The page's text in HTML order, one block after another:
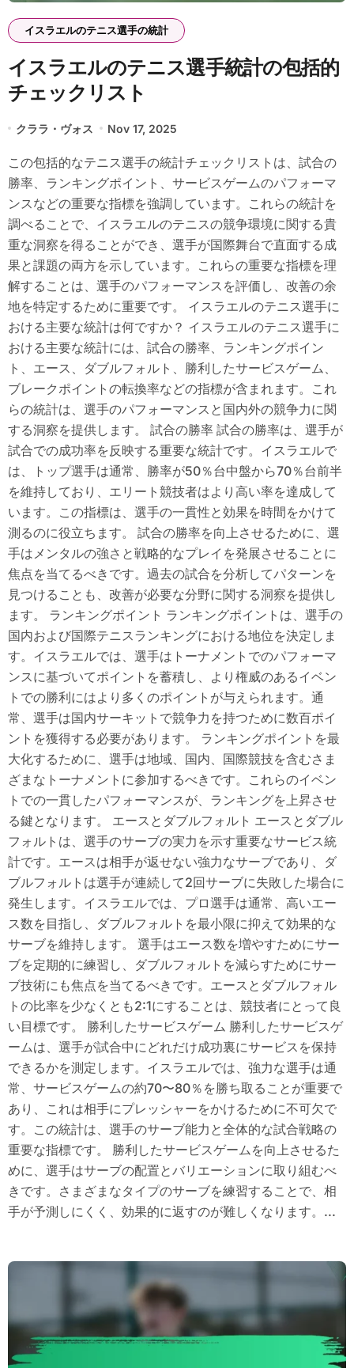
イスラエルのテニス選手の統計
イスラエルのテニス選手統計の包括的
チェックリスト
クララ・ヴォス Nov 17, 2025
この包括的なテニス選手の統計チェックリストは、試合の
勝率、ランキングポイント、サービスゲームのパフォーマ
ンスなどの重要な指標を強調しています。これらの統計を
調べることで、イスラエルのテニスの競争環境に関する貴
重な洞察を得ることができ、選手が国際舞台で直面する成
果と課題の両方を示しています。これらの重要な指標を理
解することは、選手のパフォーマンスを評価し、改善の余
地を特定するために重要です。 イスラエルのテニス選手に
おける主要な統計は何ですか？ イスラエルのテニス選手に
おける主要な統計には、試合の勝率、ランキングポイン
ト、エース、ダブルフォルト、勝利したサービスゲーム、
ブレークポイントの転換率などの指標が含まれます。これ
らの統計は、選手のパフォーマンスと国内外の競争力に関
する洞察を提供します。 試合の勝率 試合の勝率は、選手が
試合での成功率を反映する重要な統計です。イスラエルで
は、トップ選手は通常、勝率が50％台中盤から70％台前半
を維持しており、エリート競技者はより高い率を達成して
います。この指標は、選手の一貫性と効果を時間をかけて
測るのに役立ちます。 試合の勝率を向上させるために、選
手はメンタルの強さと戦略的なプレイを発展させることに
焦点を当てるべきです。過去の試合を分析してパターンを
見つけることも、改善が必要な分野に関する洞察を提供し
ます。 ランキングポイント ランキングポイントは、選手の
国内および国際テニスランキングにおける地位を決定しま
す。イスラエルでは、選手はトーナメントでのパフォーマ
ンスに基づいてポイントを蓄積し、より権威のあるイベン
トでの勝利にはより多くのポイントが与えられます。通
常、選手は国内サーキットで競争力を持つために数百ポイ
ントを獲得する必要があります。 ランキングポイントを最
大化するために、選手は地域、国内、国際競技を含むさま
ざまなトーナメントに参加するべきです。これらのイベン
トでの一貫したパフォーマンスが、ランキングを上昇させ
る鍵となります。 エースとダブルフォルト エースとダブル
フォルトは、選手のサーブの実力を示す重要なサービス統
計です。エースは相手が返せない強力なサーブであり、ダ
ブルフォルトは選手が連続して2回サーブに失敗した場合に
発生します。イスラエルでは、プロ選手は通常、高いエー
ス数を目指し、ダブルフォルトを最小限に抑えて効果的な
サーブを維持します。 選手はエース数を増やすためにサー
ブを定期的に練習し、ダブルフォルトを減らすためにサー
ブ技術にも焦点を当てるべきです。エースとダブルフォル
トの比率を少なくとも2:1にすることは、競技者にとって良
い目標です。 勝利したサービスゲーム 勝利したサービスゲ
ームは、選手が試合中にどれだけ成功裏にサービスを保持
できるかを測定します。イスラエルでは、強力な選手は通
常、サービスゲームの約70〜80％を勝ち取ることが重要で
あり、これは相手にプレッシャーをかけるために不可欠で
す。この統計は、選手のサーブ能力と全体的な試合戦略の
重要な指標です。 勝利したサービスゲームを向上させるた
めに、選手はサーブの配置とバリエーションに取り組むべ
きです。さまざまなタイプのサーブを練習することで、相
手が予測しにくく、効果的に返すのが難しくなります。...